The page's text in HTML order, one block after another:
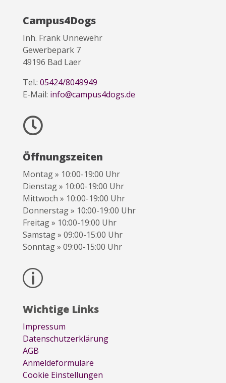
Campus4Dogs
Inh. Frank Unnewehr
Gewerbepark 7
49196 Bad Laer
Tel.: 05424/8049949
E-Mail: info@campus4dogs.de

Öffnungszeiten
Montag » 10:00-19:00 Uhr
Dienstag » 10:00-19:00 Uhr
Mittwoch » 10:00-19:00 Uhr
Donnerstag » 10:00-19:00 Uhr
Freitag » 10:00-19:00 Uhr
Samstag » 09:00-15:00 Uhr
Sonntag » 09:00-15:00 Uhr
p
Wichtige Links
Impressum
Datenschutzerklärung
AGB
Anmeldeformulare
Cookie Einstellungen